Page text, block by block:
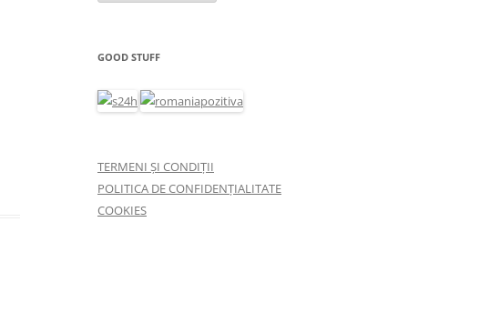
GOOD STUFF
TERMENI ȘI CONDIȚII
POLITICA DE CONFIDENȚIALITATE
COOKIES